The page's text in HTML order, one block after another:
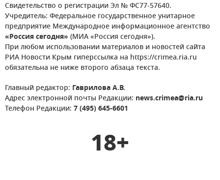
Свидетельство о регистрации Эл № ФС77-57640.
Учредитель: Федеральное государственное унитарное
предприятие Международное информационное агентство
«Россия сегодня» (МИА «Россия сегодня»).
При любом использовании материалов и новостей сайта
РИА Новости Крым гиперссылка на https://crimea.ria.ru
обязательна не ниже второго абзаца текста.
Главный редактор: Гаврилова А.В.
Адрес электронной почты Редакции: news.crimea@ria.ru
Телефон Редакции: 7 (495) 645-6601
18+